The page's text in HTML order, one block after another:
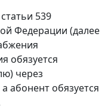
статьи 539
Федерации (далее
обязуется
через
абонент обязуется